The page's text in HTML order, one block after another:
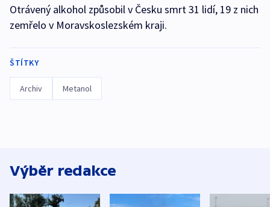
Otrávený alkohol způsobil v Česku smrt 31 lidí, 19 z nich
zemřelo v Moravskoslezském kraji.
ŠTÍTKY
Archiv Metanol
Výběr redakce